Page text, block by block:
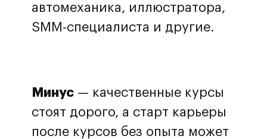
автомеханика, иллюстратора,
SMM-специалиста и другие.
Минус— качественные курсы
стоят дорого, а старт карьеры
после курсов без опыта может